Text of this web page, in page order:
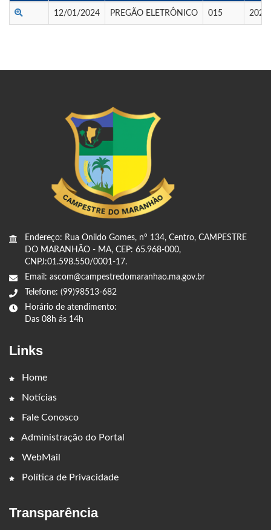
12/01/2024 PREGÃO ELETRÔNICO 015 2023
Endereço: Rua Onildo Gomes, nº 134, Centro, CAMPESTRE
DO MARANHÃO - MA, CEP: 65.968-000,
CNPJ:01.598.550/0001-17.
Email: ascom@campestredomaranhao.ma.gov.br
Telefone: (99)98513-682
Horário de atendimento:
Das 08h ás 14h
Links
Home
Notícias
Fale Conosco
Administração do Portal
WebMail
Política de Privacidade
Transparência